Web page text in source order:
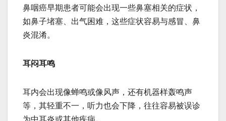
鼻咽癌早期患者可能会出现一些鼻塞相关的症状，
如鼻子堵塞、出气困难，这些症状容易与感冒、鼻
炎混淆。
耳闷耳鸣
耳内会出现像蝉鸣或像风声，还有机器样轰鸣声
等，其轻重不一，听力也会下降，往往容易被误诊
为中耳炎或其他疾病。